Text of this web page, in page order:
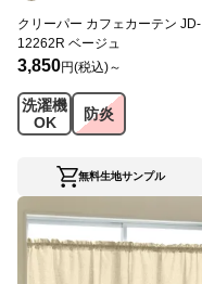
クリーパー カフェカーテン JD-
12262R ベージュ
3,850円(税込)～
洗濯機
OK
防炎
無料生地サンプル